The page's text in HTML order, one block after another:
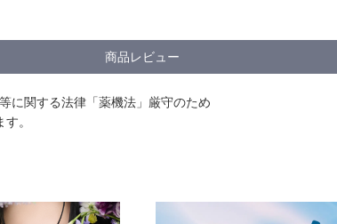
商品レビュー
に関する法律「薬機法」厳守のため
。